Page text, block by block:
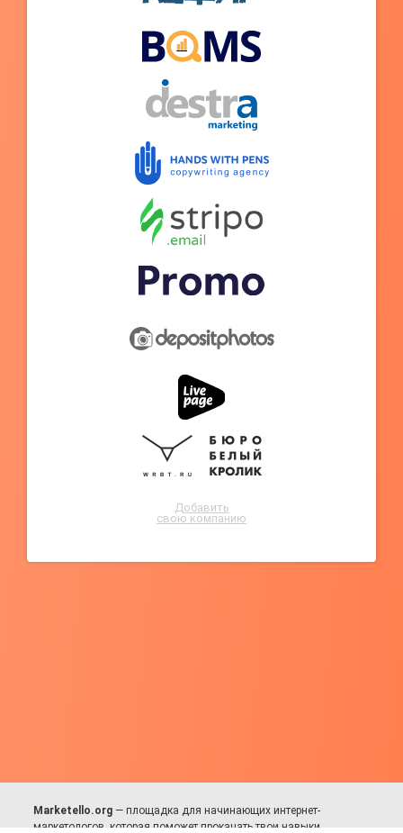
Добавить
свою компанию
Marketello.org — площадка для начинающих интернет-
маркетологов, которая поможет прокачать твои навыки.